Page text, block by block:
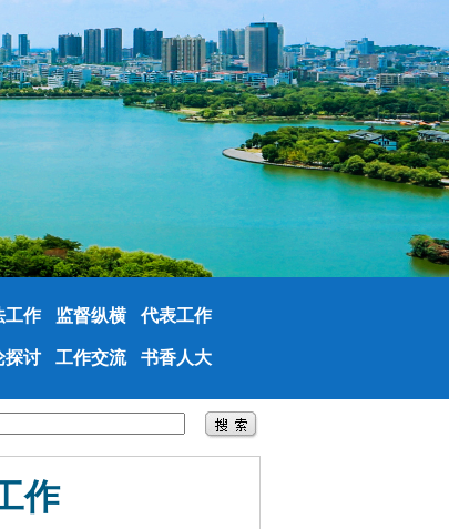
工作 监督纵横 代表工作
探讨 工作交流 书香人大
作